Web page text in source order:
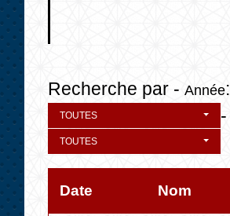
Recherche par -Année:
TOUTES -
TOUTES
Date Nom